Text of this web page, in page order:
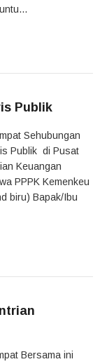
Publik
Sehubungan
Publik di Pusat
Keuangan
PPPK Kemenkeu
biru) Bapak/Ibu
Bersama ini